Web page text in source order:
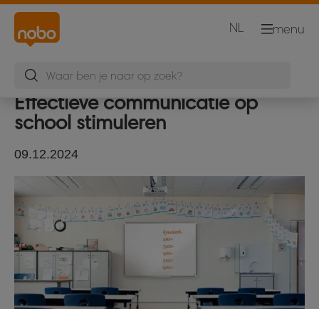
menu
NL
Effectieve communicatie op
school stimuleren
09.12.2024